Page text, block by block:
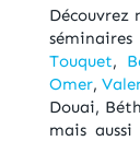
Découvrez
Touquet,
Omer,
Douai,
mais